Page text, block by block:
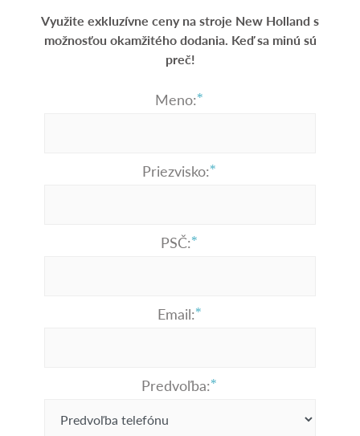
Využite exkluzívne ceny na stroje New Holland s
možnosťou okamžitého dodania. Keď sa minú sú
preč!
Meno:
Priezvisko:
PSČ:
Email:
Predvoľba: